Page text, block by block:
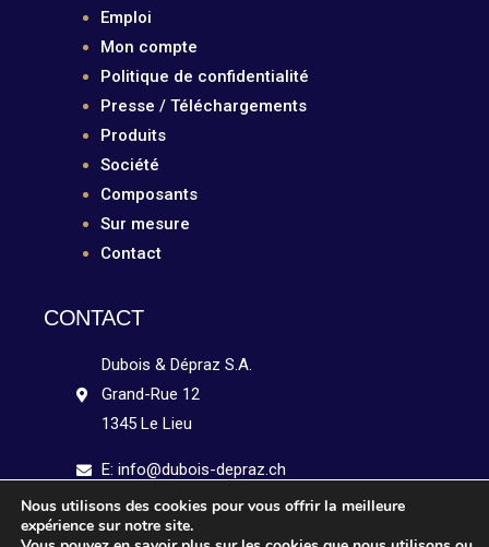
Emploi
Mon compte
Politique de confidentialité
Presse / Téléchargements
Produits
Société
Composants
Sur mesure
Contact
CONTACT
Dubois & Dépraz S.A.
Grand-Rue 12
1345 Le Lieu
E: info@dubois-depraz.ch
Tél: +41 21 841 15 51
Nous utilisons des cookies pour vous offrir la meilleure
expérience sur notre site.